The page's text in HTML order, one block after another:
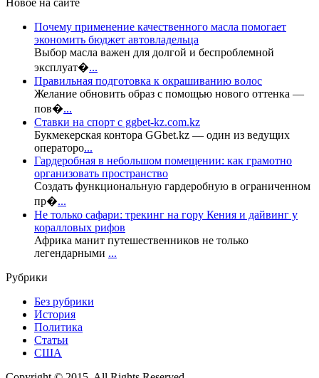
Новое на сайте
Почему применение качественного масла помогает
экономить бюджет автовладельца
Выбор масла важен для долгой и беспроблемной
эксплуат�...
Правильная подготовка к окрашиванию волос
Желание обновить образ с помощью нового оттенка —
пов�...
Ставки на спорт с ggbet-kz.com.kz
Букмекерская контора GGbet.kz — один из ведущих
операторо...
Гардеробная в небольшом помещении: как грамотно
организовать пространство
Создать функциональную гардеробную в ограниченном
пр�...
Не только сафари: трекинг на гору Кения и дайвинг у
коралловых рифов
Африка манит путешественников не только
легендарными ...
Рубрики
Без рубрики
История
Политика
Статьи
США